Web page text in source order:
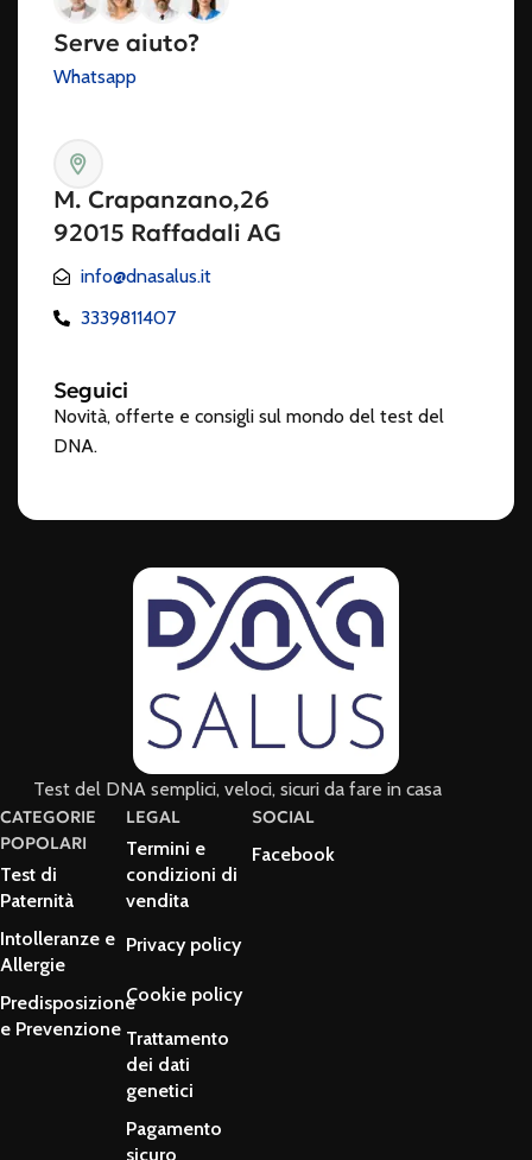
Serve aiuto?
Whatsapp
M. Crapanzano,26
92015 Raffadali AG
info@dnasalus.it
3339811407
Seguici
Novità, offerte e consigli sul mondo del test del
DNA.
Test del DNA semplici, veloci, sicuri da fare in casa
CATEGORIE
POPOLARI
Test di
Paternità
Intolleranze e
Allergie
Predisposizione
e Prevenzione
LEGAL
Termini e
condizioni di
vendita
Privacy policy
Cookie policy
Trattamento
dei dati
genetici
Pagamento
sicuro
SOCIAL
Facebook